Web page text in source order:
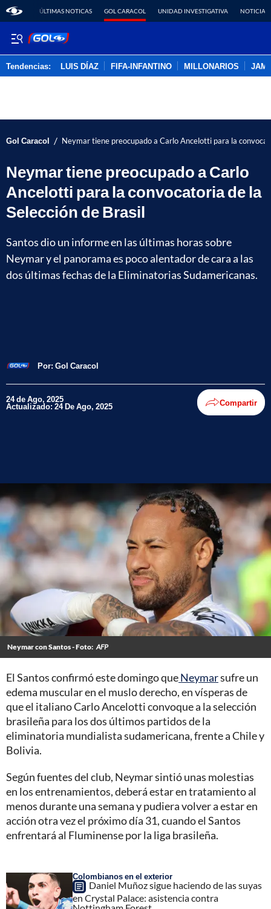
ÚLTIMAS NOTICAS GOL CARACOL UNIDAD INVESTIGATIVA NOTICIAS
Tendencias: LUIS DÍAZ FIFA-INFANTINO MILLONARIOS
Gol Caracol / Neymar tiene preocupado a Carlo Ancelotti para la
Neymar tiene preocupado a Carlo
Ancelotti para la convocatoria de la
Selección de Brasil
Santos dio un informe en las últimas horas sobre
Neymar y el panorama es poco alentador de cara a las
dos últimas fechas de la Eliminatorias Sudamericanas.
Por: Gol Caracol
24 de Ago, 2025
Actualizado: 24 De Ago, 2025 Compartir
Neymar con Santos - Foto: AFP
El Santos confirmó este domingo queNeymarsufre un
edema muscular en el muslo derecho, en vísperas de
que el italiano Carlo Ancelotti convoque a la selección
brasileña para los dos últimos partidos de la
eliminatoria mundialista sudamericana, frente a Chile y
Bolivia.
Según fuentes del club, Neymar sintió unas molestias
en los entrenamientos, deberá estar en tratamiento al
menos durante una semana y pudiera volver a estar en
acción otra vez el próximo día 31, cuando el Santos
enfrentará al Fluminense por la liga brasileña.
Colombianos en el exterior
Daniel Muñoz sigue haciendo de las suyas
en Crystal Palace: asistencia contra